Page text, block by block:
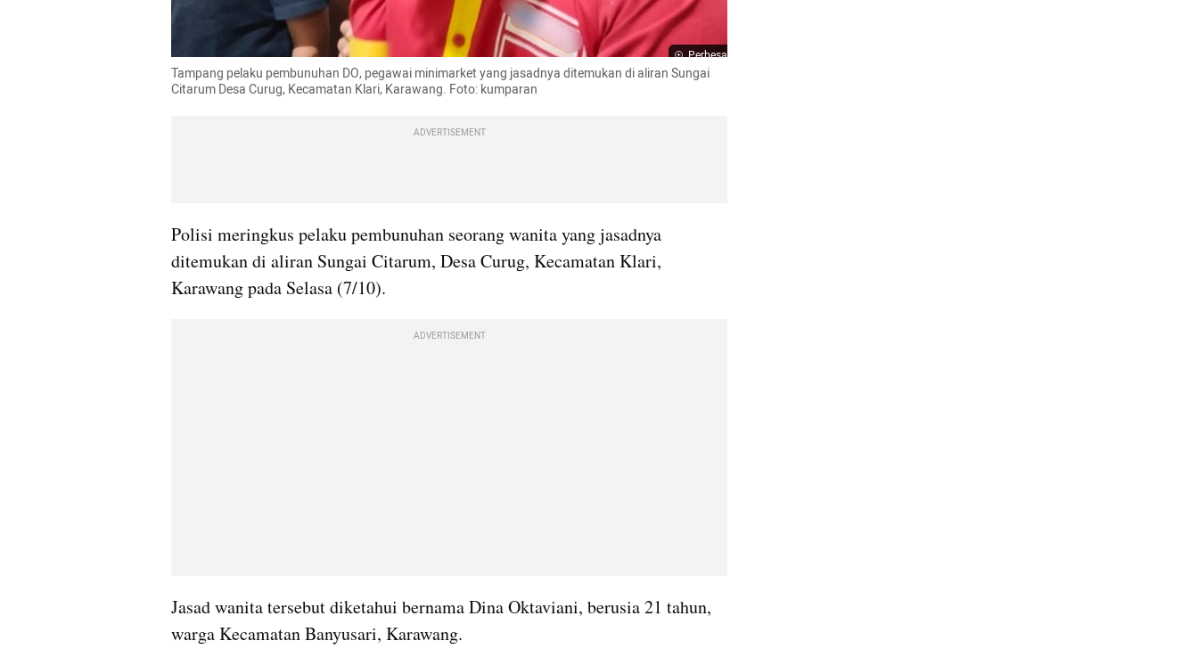
Perbesar
Tampang pelaku pembunuhan DO, pegawai minimarket yang jasadnya ditemukan di aliran Sungai
Citarum Desa Curug, Kecamatan Klari, Karawang. Foto: kumparan
ADVERTISEMENT
Polisi meringkus pelaku pembunuhan seorang wanita yang jasadnya
ditemukan di aliran Sungai Citarum, Desa Curug, Kecamatan Klari,
Karawang pada Selasa (7/10).
ADVERTISEMENT
Jasad wanita tersebut diketahui bernama Dina Oktaviani, berusia 21 tahun,
warga Kecamatan Banyusari, Karawang.